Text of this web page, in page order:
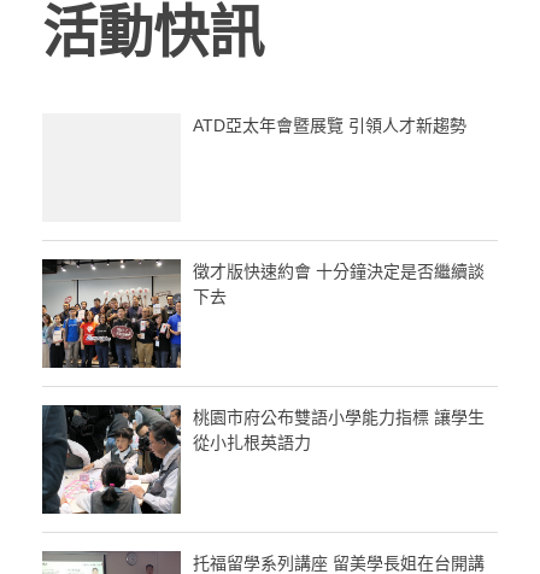
活動快訊
ATD亞太年會暨展覽 引領人才新趨勢
徵才版快速約會 十分鐘決定是否繼續談
下去
桃園市府公布雙語小學能力指標 讓學生
從小扎根英語力
托福留學系列講座 留美學長姐在台開講